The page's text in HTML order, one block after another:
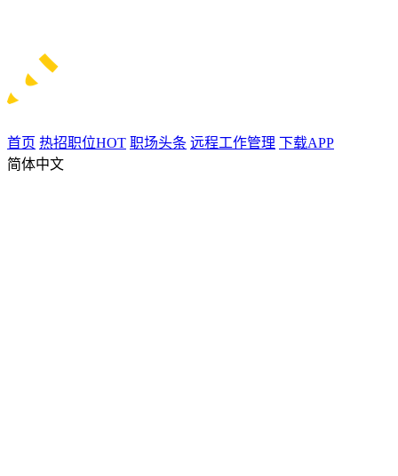
首页 热招职位HOT 职场头条 远程工作管理 下载APP
简体中文